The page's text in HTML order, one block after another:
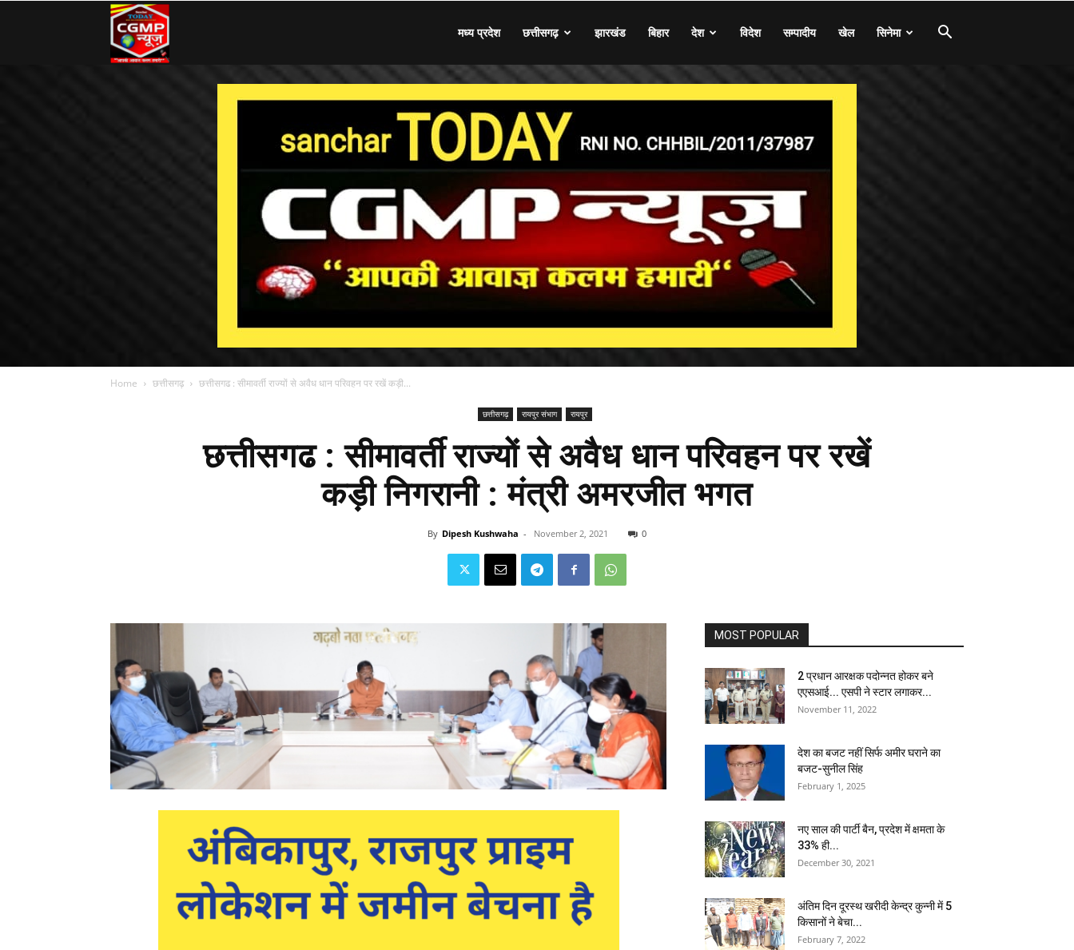
मध्य प्रदेश छत्तीसगढ़ झारखंड बिहार देश विदेश सम्पादीय खेल सिनेमा
Home छत्तीसगढ़ छत्तीसगढ : सीमावर्ती राज्यों से अवैध धान परिवहन पर रखें कड़ी...
छत्तीसगढ़ रायपुर संभाग रायपुर
छत्तीसगढ : सीमावर्ती राज्यों से अवैध धान परिवहन पर रखें
कड़ी निगरानी : मंत्री अमरजीत भगत
By Dipesh Kushwaha - November 2, 2021 0
MOST POPULAR
2 प्रधान आरक्षक पदोन्नत होकर बने
एएसआई... एसपी ने स्टार लगाकर...
November 11, 2022
देश का बजट नहीं सिर्फ अमीर घराने का
बजट-सुनील सिंह
February 1, 2025
नए साल की पार्टी बैन, प्रदेश में क्षमता के
33% ही...
December 30, 2021
अंतिम दिन दूरस्थ खरीदी केन्द्र कुन्नी में 5
किसानों ने बेचा...
February 7, 2022